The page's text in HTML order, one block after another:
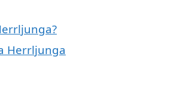
Herrljunga